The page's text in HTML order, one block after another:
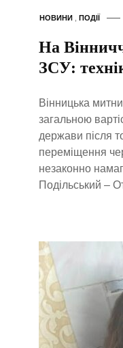
НОВИНИ ПОДІЇ
На
ЗСУ:
Вінницька
загальною
держави після
переміщення
незаконно
Подільський –